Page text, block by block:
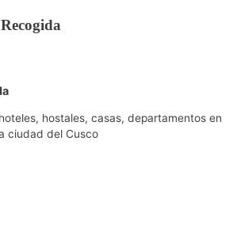
hostales, casas, departamentos en
ciudad del Cusco